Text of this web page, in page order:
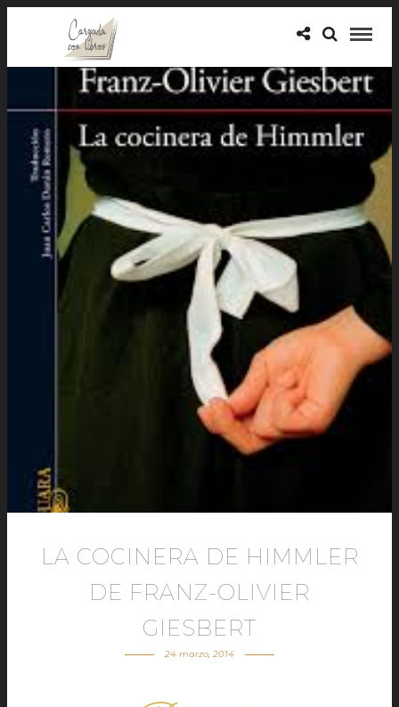
LA COCINERA DE HIMMLER
DE FRANZ-OLIVIER
GIESBERT
24 marzo, 2014